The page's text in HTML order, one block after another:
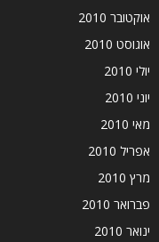
אוקטובר 2010
אוגוסט 2010
יולי 2010
יוני 2010
מאי 2010
אפריל 2010
מרץ 2010
פברואר 2010
ינואר 2010